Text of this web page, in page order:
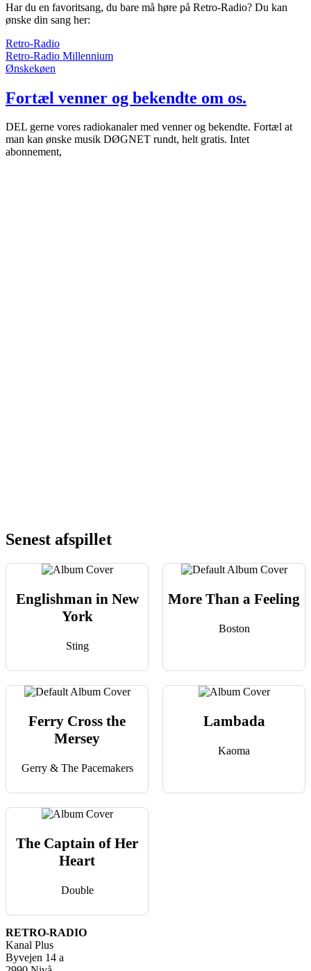
Har du en favoritsang, du bare må høre på Retro-Radio? Du kan
ønske din sang her:
Retro-Radio
Retro-Radio Millennium
Ønskekøen
Fortæl venner og bekendte om os.
DEL gerne vores radiokanaler med venner og bekendte. Fortæl at
man kan ønske musik DØGNET rundt, helt gratis. Intet
abonnement,
Senest afspillet
Englishman in New
York
Sting
More Than a Feeling
Boston
Ferry Cross the
Mersey
Gerry & The Pacemakers
Lambada
Kaoma
The Captain of Her
Heart
Double
RETRO-RADIO
Kanal Plus
Byvejen 14 a